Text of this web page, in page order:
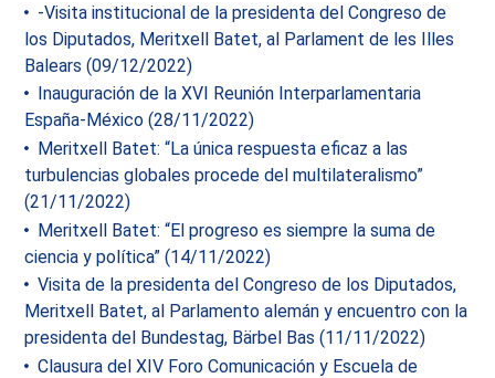
-Visita institucional de la presidenta del Congreso de
los Diputados, Meritxell Batet, al Parlament de les Illes
Balears (09/12/2022)
Inauguración de la XVI Reunión Interparlamentaria
España-México (28/11/2022)
Meritxell Batet: “La única respuesta eficaz a las
turbulencias globales procede del multilateralismo”
(21/11/2022)
Meritxell Batet: “El progreso es siempre la suma de
ciencia y política” (14/11/2022)
Visita de la presidenta del Congreso de los Diputados,
Meritxell Batet, al Parlamento alemán y encuentro con la
presidenta del Bundestag, Bärbel Bas (11/11/2022)
Clausura del XIV Foro Comunicación y Escuela de